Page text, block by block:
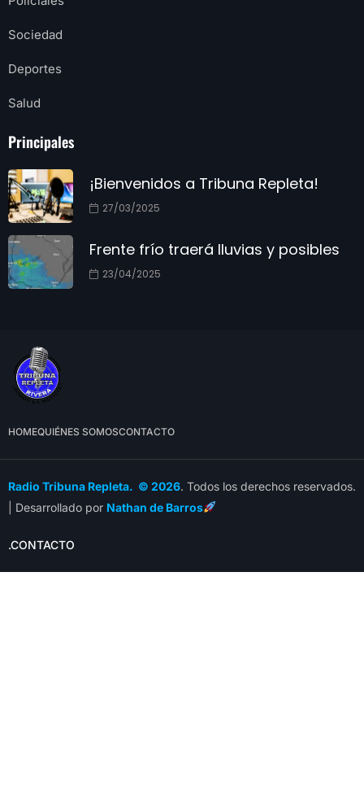
Sociedad
Deportes
Salud
Principales
¡Bienvenidos a Tribuna Repleta!
27/03/2025
Frente frío traerá lluvias y posibles
23/04/2025
HOMEQUIÉNES SOMOSCONTACTO
Radio Tribuna Repleta. © 2026. Todos los derechos reservados.
| Desarrollado por Nathan de Barros
.CONTACTO